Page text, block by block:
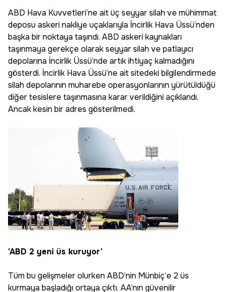
ABD Hava Kuvvetleri’ne ait üç seyyar silah ve mühimmat
deposu askeri nakliye uçaklarıyla İncirlik Hava Üssü’nden
başka bir noktaya taşındı. ABD askeri kaynakları
taşınmaya gerekçe olarak seyyar silah ve patlayıcı
depolarına İncirlik Üssü’nde artık ihtiyaç kalmadığını
gösterdi. İncirlik Hava Üssü’ne ait sitedeki bilgilendirmede
silah depolarının muharebe operasyonlarının yürütüldüğü
diğer tesislere taşınmasına karar verildiğini açıklandı.
Ancak kesin bir adres gösterilmedi.
‘ABD 2 yeni üs kuruyor’
Tüm bu gelişmeler olurken ABD’nin Münbiç’e 2 üs
kurmaya başladığı ortaya çıktı. AA’nın güvenilir